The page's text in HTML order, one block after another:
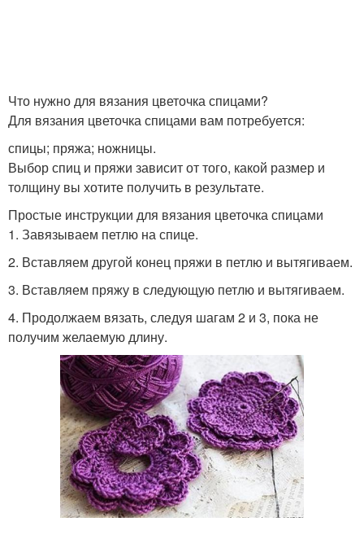
Что нужно для вязания цветочка спицами?
Для вязания цветочка спицами вам потребуется:
спицы; пряжа; ножницы.
Выбор спиц и пряжи зависит от того, какой размер и
толщину вы хотите получить в результате.
Простые инструкции для вязания цветочка спицами
1. Завязываем петлю на спице.
2. Вставляем другой конец пряжи в петлю и вытягиваем.
3. Вставляем пряжу в следующую петлю и вытягиваем.
4. Продолжаем вязать, следуя шагам 2 и 3, пока не
получим желаемую длину.